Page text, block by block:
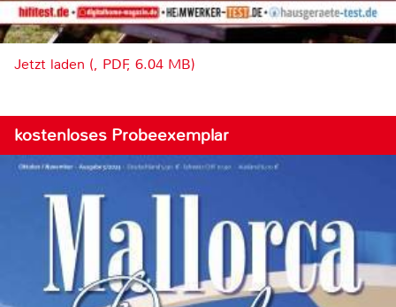
Jetzt laden (, PDF, 6.04 MB)
kostenloses Probeexemplar